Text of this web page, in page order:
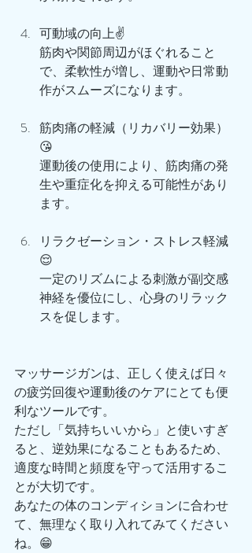
可動域の向上✌️
筋肉や関節周辺がほぐれること
で、柔軟性が増し、運動や日常動
作がスムーズになります。
筋肉痛の軽減（リカバリー効果）
😘
運動後の使用により、筋肉痛の発
生や重症化を抑える可能性があり
ます。
リラクゼーション・ストレス軽減
😌
一定のリズムによる刺激が副交感
神経を優位にし、心身のリラック
スを促します。
マッサージガンは、正しく使えば日々
の疲労回復や運動後のケアにとても便
利なツールです。
ただし「気持ちいいから」と使いすぎ
ると、逆効果になることもあるため、
適度な時間と頻度を守って活用するこ
とが大切です。
あなたの体のコンディションに合わせ
て、無理なく取り入れてみてください
ね。😁